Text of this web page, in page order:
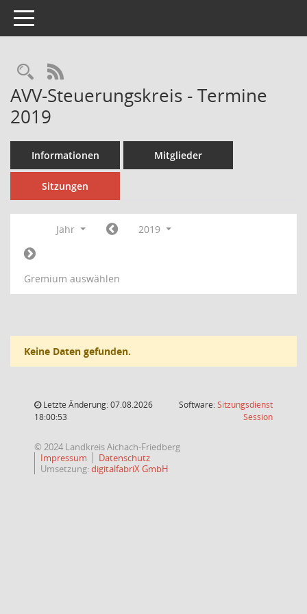
Toggle navigation
Rechercheauswahl
RSS-Feed
AVV-Steuerungskreis - Termine
2019
Informationen Mitglieder
Sitzungen
Jahr 2019
Gremium auswählen
Keine Daten gefunden.
Letzte Änderung: 07.08.2026
18:00:53
Software:Sitzungsdienst
Session(Wird in
© 2024 Landkreis Aichach-Friedberg
Impressum
Datenschutz
Umsetzung:digitalfabriX GmbH